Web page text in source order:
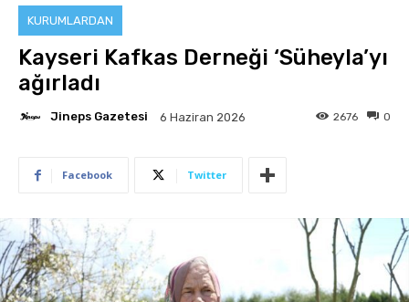
KURUMLARDAN
Kayseri Kafkas Derneği ‘Süheyla’yı
ağırladı
Jineps Gazetesi 6 Haziran 2026 0
2676
Facebook Twitter